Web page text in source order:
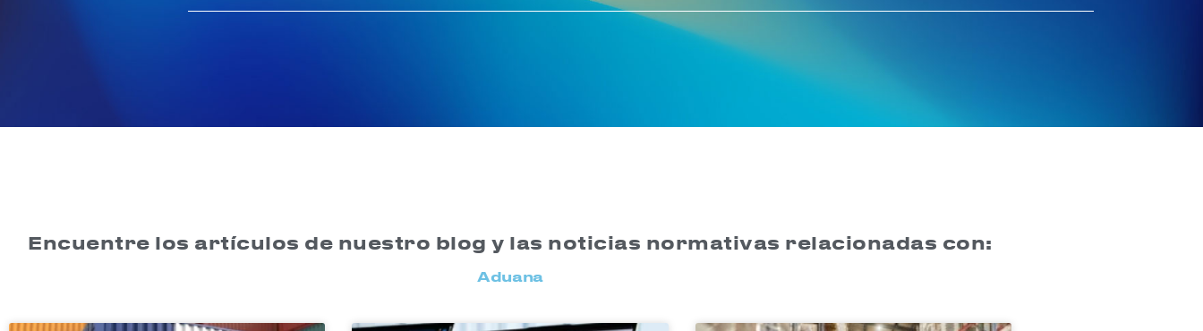
Encuentre los artículos de nuestro blog y las noticias normativas relacionadas con:
Aduana